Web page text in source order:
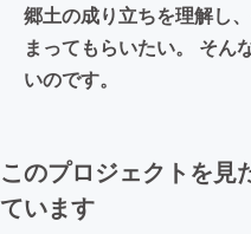
郷土の成り立ちを理解し
まってもらいたい。 そん
いのです。
このプロジェクトを見
ています